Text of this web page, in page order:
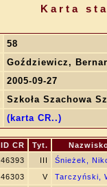
Karta
58
Goździewicz,
2005-09-27
Szkoła Szachowa
(karta CR..)
ID CR Tyt.
46393 III
Śnieżek,
46303 V
Tarczyński,